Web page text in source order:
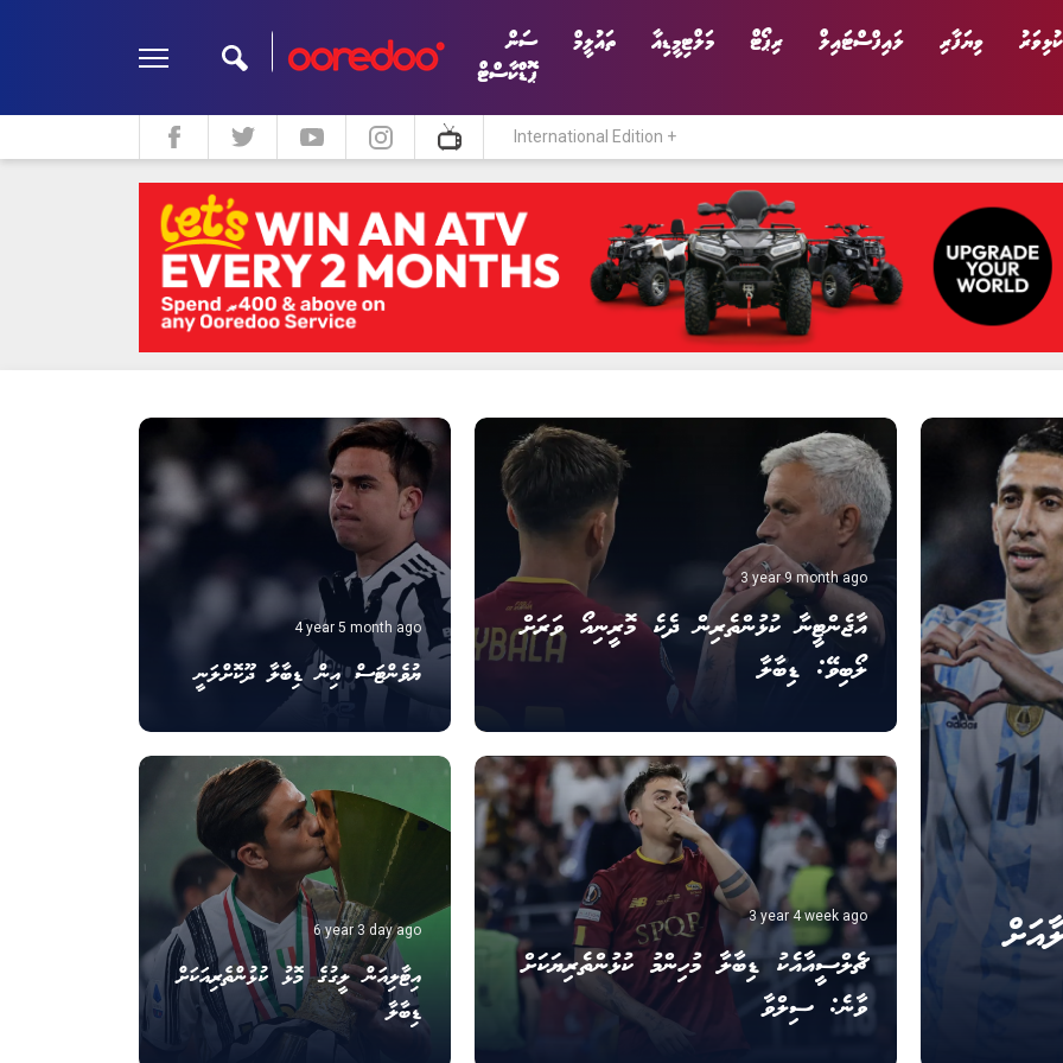
ކުޅިވަރު ވިޔަފާރި ލައިފްސްޓައިލް ރިޕޯޓް މަލްޓިމީޑިއާ ތައުލީމް
ސަން
ޕޮޑްކާސްޓް
ލައިފްސްޓައިލް ދީން ކޮލަމް މަލްޓިމީޑިއާ
International Edition +
3 year 9 month ago
އާޖެންޓީނާ ކުޅުންތެރިން ދެކެ މޮރީނިއޯ ވަރަށް
ލޯބިވޭ: ޑިބާލާ
3 year 4 week ago
ޗެލްސީއާއެކު ޑިބާލާ މުހިންމު ކުޅުންތެރިޔަކަށް
ވާނެ: ސިލްވާ
4 year 5 month ago
ޔުވެންޓަސް އިން ޑިބާލާ ދޫކޮށްލަނީ
6 year 3 day ago
އިޓާލިއަން ލީގުގެ މޮޅު ކުޅުންތެރިއަކަށް
ޑިބާލާ